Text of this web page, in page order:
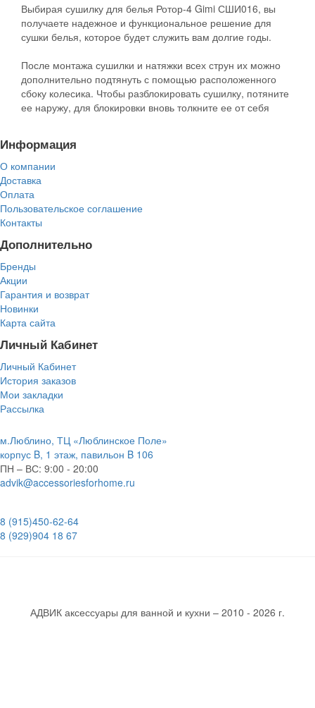
Выбирая сушилку для белья Ротор-4 Gimi СШИ016, вы
получаете надежное и функциональное решение для
сушки белья, которое будет служить вам долгие годы.
После монтажа сушилки и натяжки всех струн их можно
дополнительно подтянуть с помощью расположенного
сбоку колесика. Чтобы разблокировать сушилку, потяните
ее наружу, для блокировки вновь толкните ее от себя
Информация
О компании
Доставка
Оплата
Пользовательское соглашение
Контакты
Дополнительно
Бренды
Акции
Гарантия и возврат
Новинки
Карта сайта
Личный Кабинет
Личный Кабинет
История заказов
Мои закладки
Рассылка
м.Люблино, ТЦ «Люблинское Поле»
корпус B, 1 этаж, павильон B 106
ПН – ВС: 9:00 - 20:00
advik@accessoriesforhome.ru
8 (915)450-62-64
8 (929)904 18 67
АДВИК аксессуары для ванной и кухни – 2010 - 2026 г.